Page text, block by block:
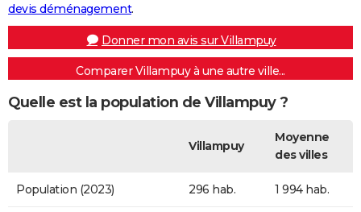
devis déménagement.
Donner mon avis sur Villampuy
Comparer Villampuy à une autre ville...
Quelle est la population de Villampuy ?
Villampuy
Moyenne
des villes
Population (2023) 296 hab. 1 994 hab.